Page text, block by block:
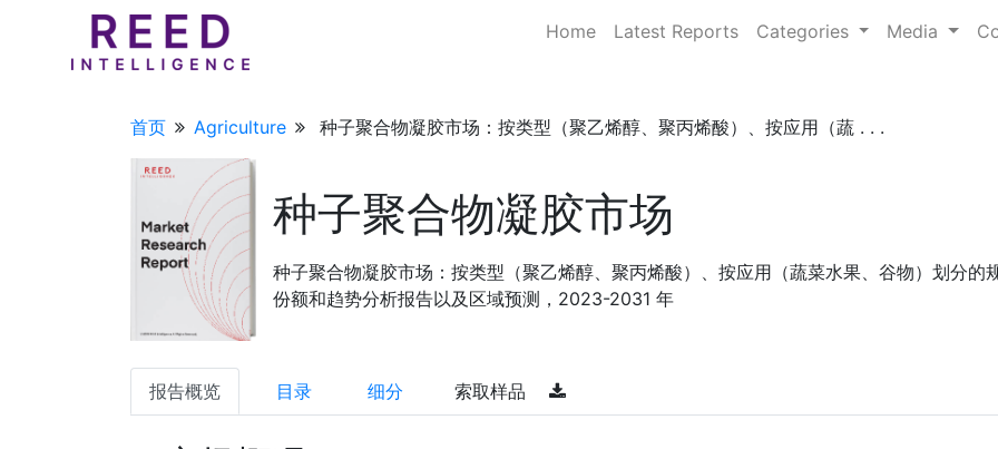
Home Latest Reports Categories Media
首页 Agriculture 种子聚合物凝胶市场：按类型（聚乙烯醇、聚丙烯酸）、按应用（蔬 . . .
种子聚合物凝胶市场
种子聚合物凝胶市场：按类型（聚乙烯醇、聚丙烯酸）、按应用（蔬菜水果、谷物）划分的
份额和趋势分析报告以及区域预测，2023-2031 年
报告概览 目录 细分 索取样品